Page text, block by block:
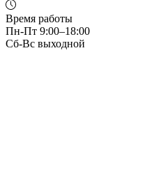
Время работы
Пн-Пт 9:00–18:00
Сб-Вс выходной